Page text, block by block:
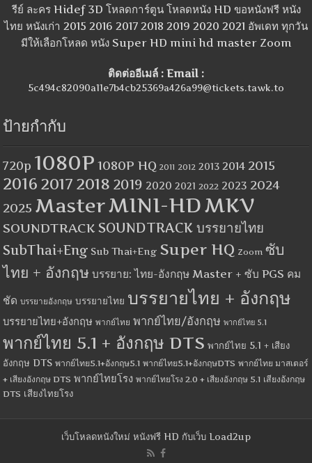
รีย์ ละคร Hidef 3D โหลดการ์ตูน โหลดหนัง HD ขอหนังฟรี หนัง
ไทย หนังเก่า 2015 2016 2017 2018 2019 2020 2021 อัพเดท ทุกวัน
มีให้เลือกโหลด หนัง Super HD mini hd master Zoom
ติดต่ออีเมล์ : Email :
5c494c82090a11e7b4cb25369a426a99@tickets.tawk.to
ป้ายกำกับ
720p 1080P 1080P HQ 2011 2012 2013 2014 2015
2016 2017 2018 2019 2020 2021 2022 2023 2024
2025 MasterMINI-HDMKV
SOUNDTRACK SOUNDTRACK บรรยายไทย
SubThai+Eng Sub Thai+Eng Super HQ Zoom ซับ
ไทย + อังกฤษ บรรยาย: ไทย-อังกฤษ Master + ซับ PGS คม
ชัด บรรยายอังกฤษ บรรยายไทย บรรยายไทย + อังกฤษ
บรรยายไทย+อังกฤษ พากย์ไทย พากย์ไทย/อังกฤษ พากย์ไทย 5.1
พากย์ไทย 5.1 + อังกฤษ DTS พากย์ไทย 5.1 + เสียง
อังกฤษ DTS พากย์ไทย5.1+อังกฤษ5.1 พากย์ไทย5.1+อังกฤษDTS พากย์ไทย มาสเตอร์
+ เสียงอังกฤษ DTS พากย์ไทยโรง พากย์ไทยโรง 2.0 + เสียงอังกฤษ 5.1 เสียงอังกฤษ
DTS เสียงไทยโรง
เว็บโหลดหนังใหม่ หนังฟรี HD กับเว็บ Load2up